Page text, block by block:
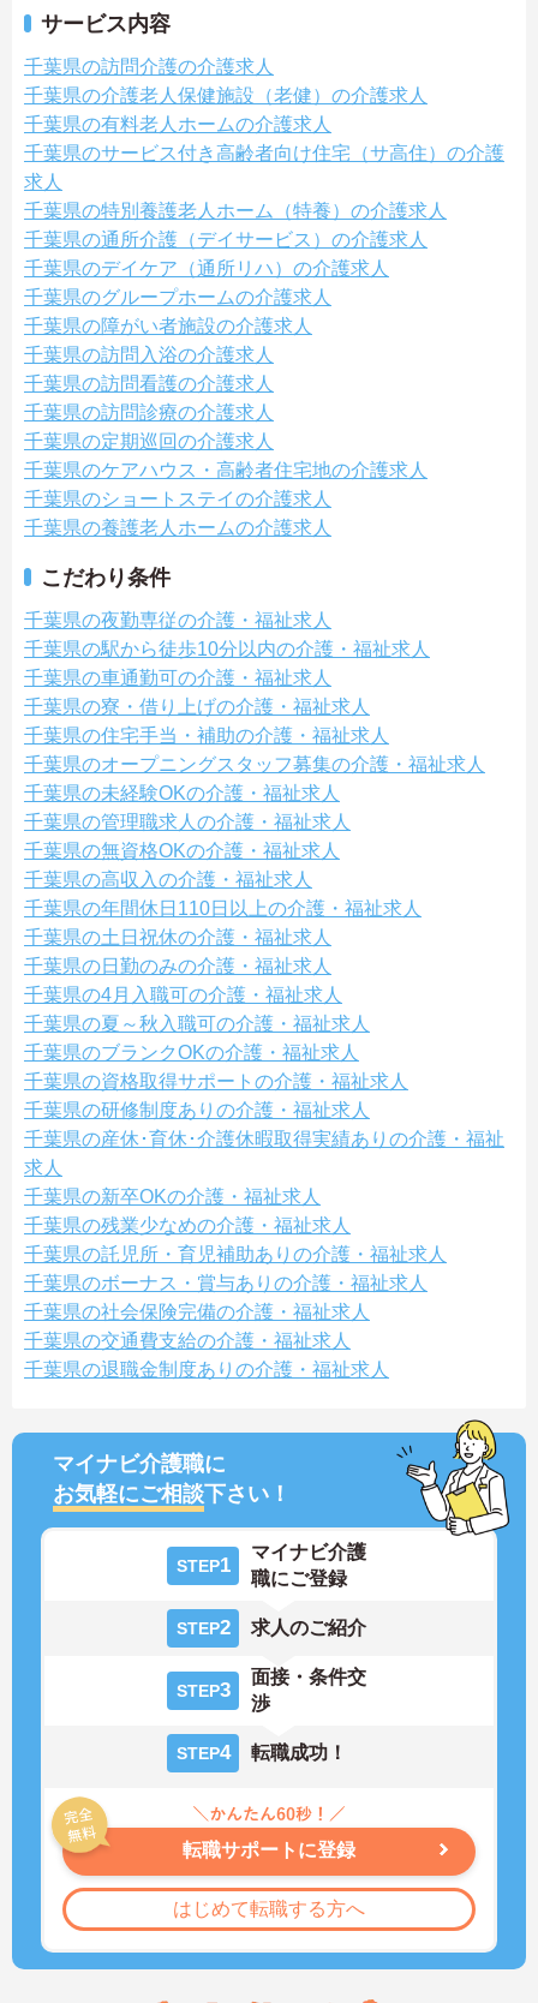
サービス内容
千葉県の訪問介護の介護求人
千葉県の介護老人保健施設（老健）の介護求人
千葉県の有料老人ホームの介護求人
千葉県のサービス付き高齢者向け住宅（サ高住）の介護
求人
千葉県の特別養護老人ホーム（特養）の介護求人
千葉県の通所介護（デイサービス）の介護求人
千葉県のデイケア（通所リハ）の介護求人
千葉県のグループホームの介護求人
千葉県の障がい者施設の介護求人
千葉県の訪問入浴の介護求人
千葉県の訪問看護の介護求人
千葉県の訪問診療の介護求人
千葉県の定期巡回の介護求人
千葉県のケアハウス・高齢者住宅地の介護求人
千葉県のショートステイの介護求人
千葉県の養護老人ホームの介護求人
こだわり条件
千葉県の夜勤専従の介護・福祉求人
千葉県の駅から徒歩10分以内の介護・福祉求人
千葉県の車通勤可の介護・福祉求人
千葉県の寮・借り上げの介護・福祉求人
千葉県の住宅手当・補助の介護・福祉求人
千葉県のオープニングスタッフ募集の介護・福祉求人
千葉県の未経験OKの介護・福祉求人
千葉県の管理職求人の介護・福祉求人
千葉県の無資格OKの介護・福祉求人
千葉県の高収入の介護・福祉求人
千葉県の年間休日110日以上の介護・福祉求人
千葉県の土日祝休の介護・福祉求人
千葉県の日勤のみの介護・福祉求人
千葉県の4月入職可の介護・福祉求人
千葉県の夏～秋入職可の介護・福祉求人
千葉県のブランクOKの介護・福祉求人
千葉県の資格取得サポートの介護・福祉求人
千葉県の研修制度ありの介護・福祉求人
千葉県の産休･育休･介護休暇取得実績ありの介護・福祉
求人
千葉県の新卒OKの介護・福祉求人
千葉県の残業少なめの介護・福祉求人
千葉県の託児所・育児補助ありの介護・福祉求人
千葉県のボーナス・賞与ありの介護・福祉求人
千葉県の社会保険完備の介護・福祉求人
千葉県の交通費支給の介護・福祉求人
千葉県の退職金制度ありの介護・福祉求人
マイナビ介護職に
お気軽にご相談下さい！
STEP1
マイナビ介護
職にご登録
STEP2 求人のご紹介
STEP3
面接・条件交
渉
STEP4 転職成功！
転職サポートに登録
はじめて転職する方へ